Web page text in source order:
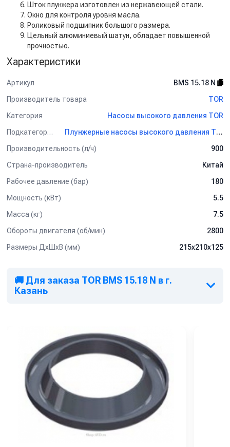
Шток плунжера изготовлен из нержавеющей стали.
Окно для контроля уровня масла.
Роликовый подшипник большого размера.
Цельный алюминиевый шатун, обладает повышенной
прочностью.
Характеристики
Артикул
BMS 15.18 N
Производитель товара
TOR
Категория
Насосы высокого давления TOR
Подкатегория
Плунжерные насосы высокого давления TOR
Производительность (л/ч)
900
Страна-производитель
Китай
Рабочее давление (бар)
180
Мощность (кВт)
5.5
Масса (кг)
7.5
Обороты двигателя (об/мин)
2800
Размеры ДхШхВ (мм)
215х210х125
🚚 Для заказа TOR BMS 15.18 N в г.
Казань